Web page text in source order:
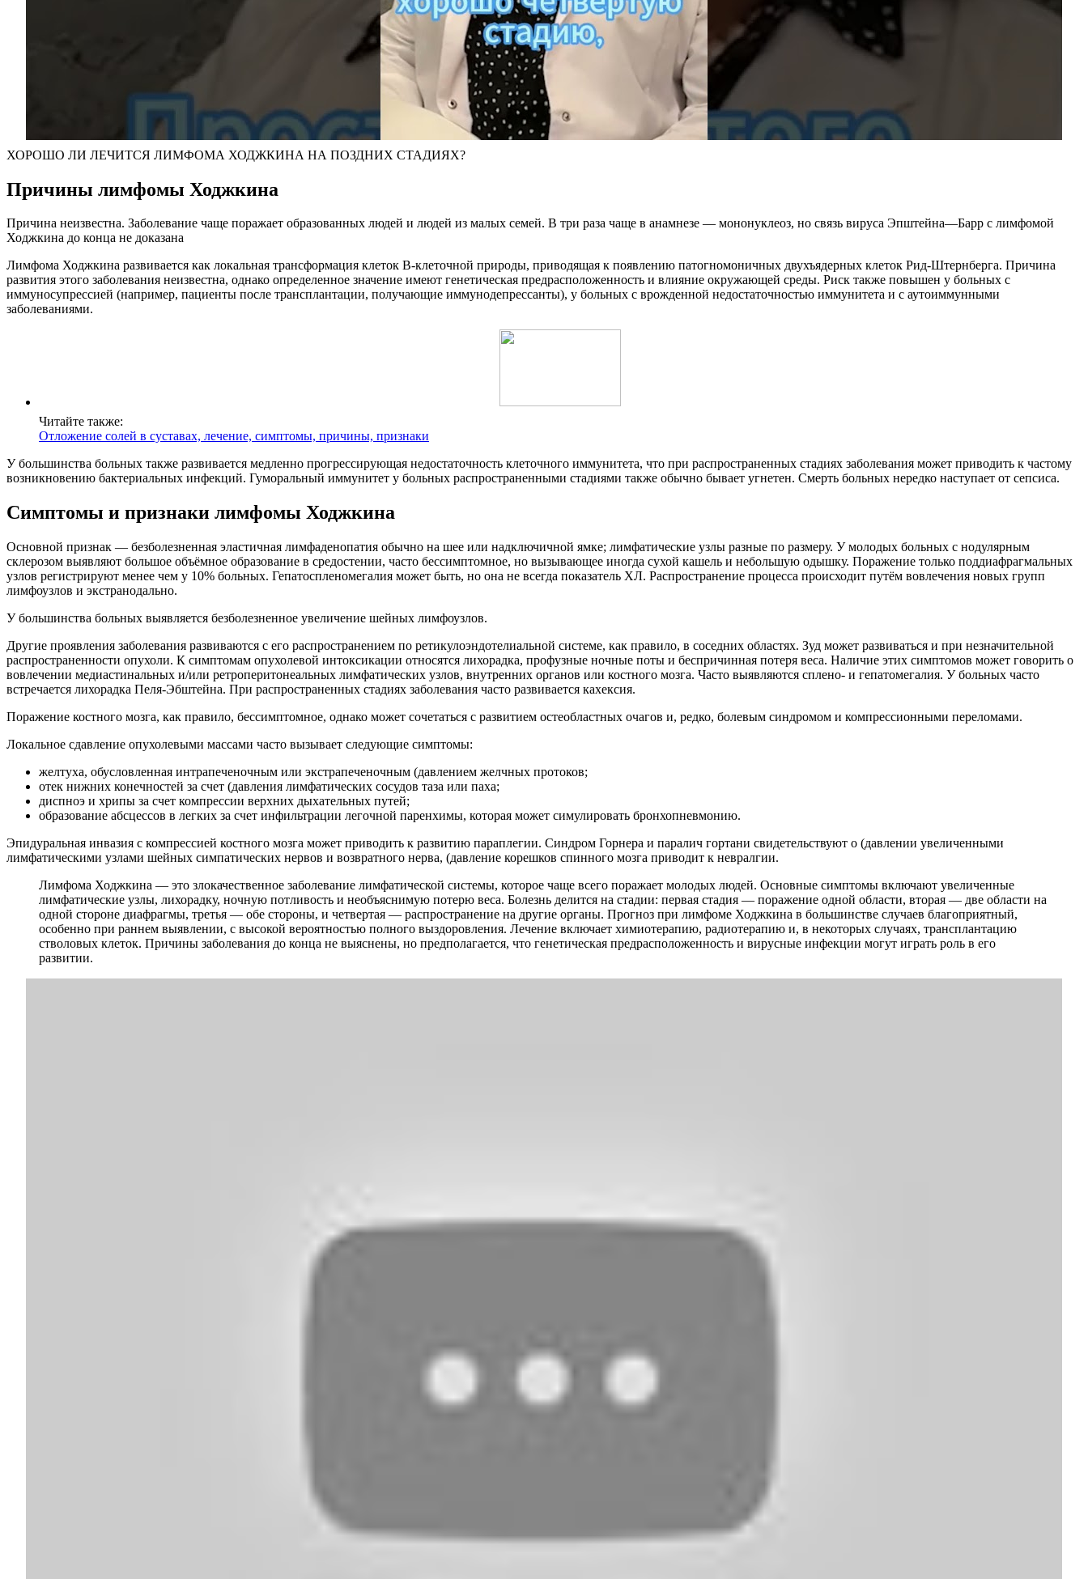
ХОРОШО ЛИ ЛЕЧИТСЯ ЛИМФОМА ХОДЖКИНА НА ПОЗДНИХ СТАДИЯХ?
Причины лимфомы Ходжкина
Причина неизвестна. Заболевание чаще поражает образованных людей и людей из малых семей. В три раза чаще в анамнезе — мононуклеоз, но связь вируса Эпштейна—Барр с лимфомой
Ходжкина до конца не доказана
Лимфома Ходжкина развивается как локальная трансформация клеток В-клеточной природы, приводящая к появлению патогномоничных двухъядерных клеток Рид-Штернберга. Причина
развития этого заболевания неизвестна, однако определенное значение имеют генетическая предрасположенность и влияние окружающей среды. Риск также повышен у больных с
иммуносупрессией (например, пациенты после трансплантации, получающие иммунодепрессанты), у больных с врожденной недостаточностью иммунитета и с аутоиммунными
заболеваниями.
Читайте также:
Отложение солей в суставах, лечение, симптомы, причины, признаки
У большинства больных также развивается медленно прогрессирующая недостаточность клеточного иммунитета, что при распространенных стадиях заболевания может приводить к частому
возникновению бактериальных инфекций. Гуморальный иммунитет у больных распространенными стадиями также обычно бывает угнетен. Смерть больных нередко наступает от сепсиса.
Симптомы и признаки лимфомы Ходжкина
Основной признак — безболезненная эластичная лимфаденопатия обычно на шее или надключичной ямке; лимфатические узлы разные по размеру. У молодых больных с нодулярным
склерозом выявляют большое объёмное образование в средостении, часто бессимптомное, но вызывающее иногда сухой кашель и небольшую одышку. Поражение только поддиафрагмальных
узлов регистрируют менее чем у 10% больных. Гепатоспленомегалия может быть, но она не всегда показатель ХЛ. Распространение процесса происходит путём вовлечения новых групп
лимфоузлов и экстранодально.
У большинства больных выявляется безболезненное увеличение шейных лимфоузлов.
Другие проявления заболевания развиваются с его распространением по ретикулоэндотелиальной системе, как правило, в соседних областях. Зуд может развиваться и при незначительной
распространенности опухоли. К симптомам опухолевой интоксикации относятся лихорадка, профузные ночные поты и беспричинная потеря веса. Наличие этих симптомов может говорить о
вовлечении медиастинальных и/или ретроперитонеальных лимфатических узлов, внутренних органов или костного мозга. Часто выявляются сплено- и гепатомегалия. У больных часто
встречается лихорадка Пеля-Эбштейна. При распространенных стадиях заболевания часто развивается кахексия.
Поражение костного мозга, как правило, бессимптомное, однако может сочетаться с развитием остеобластных очагов и, редко, болевым синдромом и компрессионными переломами.
Локальное сдавление опухолевыми массами часто вызывает следующие симптомы:
желтуха, обусловленная интрапеченочным или экстрапеченочным (давлением желчных протоков;
отек нижних конечностей за счет (давления лимфатических сосудов таза или паха;
диспноэ и хрипы за счет компрессии верхних дыхательных путей;
образование абсцессов в легких за счет инфильтрации легочной паренхимы, которая может симулировать бронхопневмонию.
Эпидуральная инвазия с компрессией костного мозга может приводить к развитию параплегии. Синдром Горнера и паралич гортани свидетельствуют о (давлении увеличенными
лимфатическими узлами шейных симпатических нервов и возвратного нерва, (давление корешков спинного мозга приводит к невралгии.
Лимфома Ходжкина — это злокачественное заболевание лимфатической системы, которое чаще всего поражает молодых людей. Основные симптомы включают увеличенные
лимфатические узлы, лихорадку, ночную потливость и необъяснимую потерю веса. Болезнь делится на стадии: первая стадия — поражение одной области, вторая — две области на
одной стороне диафрагмы, третья — обе стороны, и четвертая — распространение на другие органы. Прогноз при лимфоме Ходжкина в большинстве случаев благоприятный,
особенно при раннем выявлении, с высокой вероятностью полного выздоровления. Лечение включает химиотерапию, радиотерапию и, в некоторых случаях, трансплантацию
стволовых клеток. Причины заболевания до конца не выяснены, но предполагается, что генетическая предрасположенность и вирусные инфекции могут играть роль в его
развитии.